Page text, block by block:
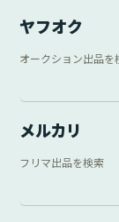
ヤフオク
オークション出品を
メルカリ
フリマ出品を検索